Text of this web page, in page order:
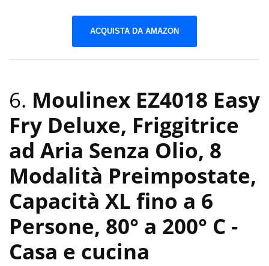
ACQUISTA DA AMAZON
6. Moulinex EZ4018 Easy
Fry Deluxe, Friggitrice
ad Aria Senza Olio, 8
Modalità Preimpostate,
Capacità XL fino a 6
Persone, 80° a 200° C -
Casa e cucina